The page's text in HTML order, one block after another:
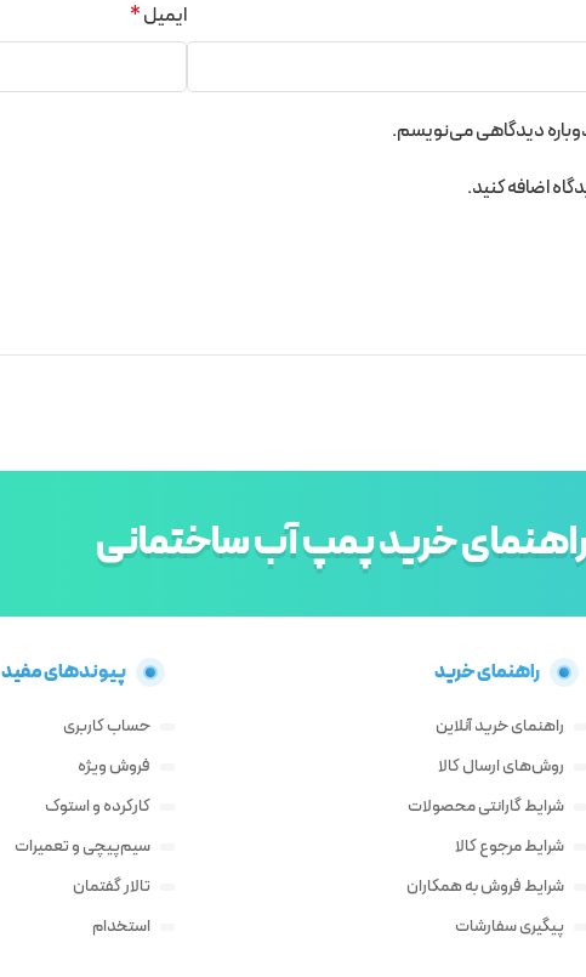
ایمیل*
دوباره دیدگاهی می‌نویسم.
اضافه کنید.
راهنمای خرید پمپ آب ساختمانی
راهنمای خرید
راهنمای خرید آنلاین
روش‌های ارسال کالا
شرایط گارانتی محصولات
شرایط مرجوع کالا
شرایط فروش به همکاران
پیگیری سفارشات
پیوندهای مفید
حساب کاربری
فروش ویژه
کارکرده و استوک
سیم‌پیچی و تعمیرات
تالار گفتمان
استخدام